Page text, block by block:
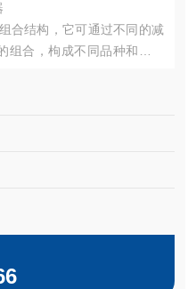
合结构，它可通过不同的减
合，枸成不同品种和规格